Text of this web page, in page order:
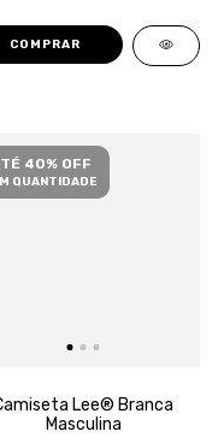
COMPRAR
40% OFF
QUANTIDADE
Lee® Branca
Masculina